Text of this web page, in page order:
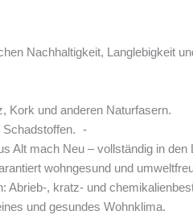
Nachhaltigkeit, Langlebigkeit
Kork und anderen Naturfasern.
Schadstoffen. -
Alt mach Neu – vollständig in den
wohngesund und
Abrieb-, kratz- und
und gesundes Wohnklima.